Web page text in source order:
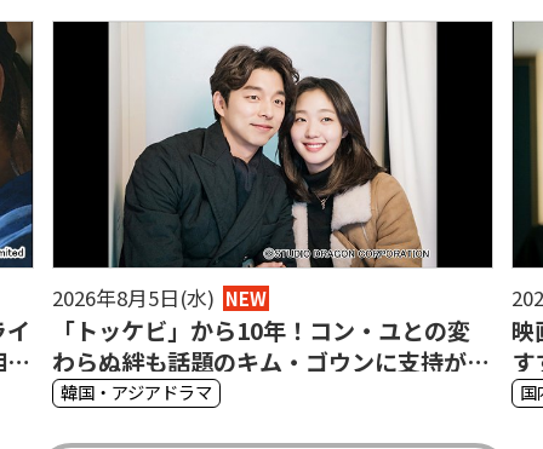
2026年8月5日(水) NEW
「トッケビ」から10年！コン・ユとの変
わらぬ絆も話題のキム・ゴウンに支持が集
まる理由
韓国・アジアドラマ
映
す
ド
国